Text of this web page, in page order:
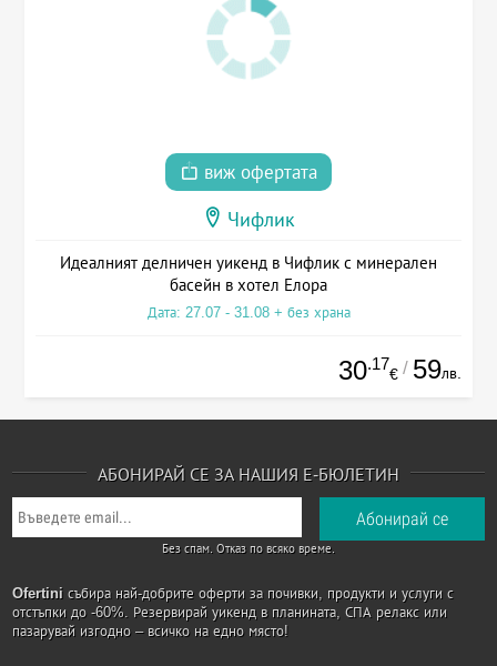
виж офертата
Чифлик
Идеалният делничен уикенд в Чифлик с минерален
басейн в хотел Елора
Дата: 27.07 - 31.08 + без храна
30.17
€ / 59лв.
АБОНИРАЙ СЕ ЗА НАШИЯ Е-БЮЛЕТИН
Без спам. Отказ по всяко време.
Ofertini събира най-добрите оферти за почивки, продукти и услуги с
отстъпки до -60%. Резервирай уикенд в планината, СПА релакс или
пазарувай изгодно – всичко на едно място!